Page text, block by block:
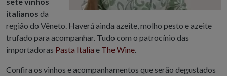
italianos da
região do Vêneto. Haverá ainda azeite, molho pesto e azeite
trufado para acompanhar. Tudo com o patrocínio das
importadoras Pasta Italia e The Wine.
Confira os vinhos e acompanhamentos que serão degustados